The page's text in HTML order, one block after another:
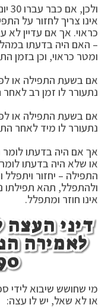
אינו צריך לחזור על
– האם היה בדעתו
ומטר כראוי, וכן בזמן
אם בשעת התפילה או
נתעורר לו זמן רב לאחר
אם בשעת התפילה או
נתעורר לו מיד לאחר
אך אם היה בדעתו
או שלא היה בדעתו
התפילה – יחזור ויתפלל
ולהתפלל, תהא תפילתו
אינו חוזר ומתפלל.
דיני העצה
לאמירה
90
מי שחושש שיבוא לידי
או לא שאל, יש לו עצה: